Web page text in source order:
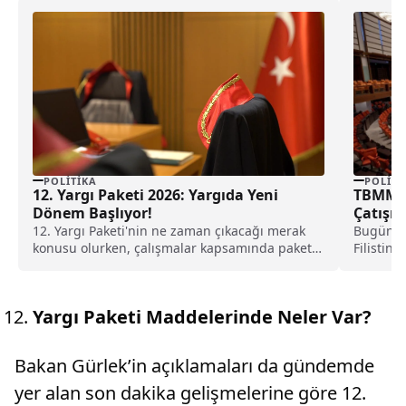
POLITIKA
12. Yargı Paketi 2026: Yargıda Yeni
Dönem Başlıyor!
12. Yargı Paketi'nin ne zaman çıkacağı merak
konusu olurken, çalışmalar kapsamında paketin
Bugün
Filistin'e
Yargı Paketi Maddelerinde Neler Var?
Bakan Gürlek’in açıklamaları da gündemde
yer alan son dakika gelişmelerine göre 12.